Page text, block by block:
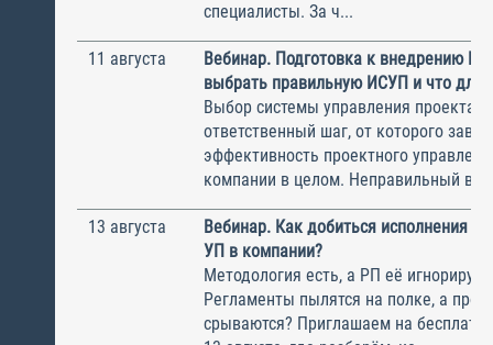
специалисты. За ч...
11 августа
Вебинар. Подготовка к внедрению
выбрать правильную ИСУП и что для
Выбор системы управления
ответственный шаг, от которого
эффективность проектного
компании в целом. Неправильный
13 августа
Вебинар. Как добиться исполнения
УП в компании?
Методология есть, а РП её
Регламенты пылятся на полке, а
срываются? Приглашаем на